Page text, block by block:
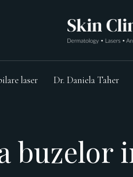
laser Dr. Daniela Taher
buzelor